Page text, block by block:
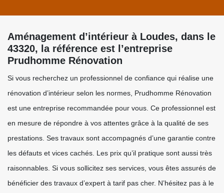
Aménagement d’intérieur à Loudes, dans le
43320, la référence est l’entreprise
Prudhomme Rénovation
Si vous recherchez un professionnel de confiance qui réalise une
rénovation d’intérieur selon les normes, Prudhomme Rénovation
est une entreprise recommandée pour vous. Ce professionnel est
en mesure de répondre à vos attentes grâce à la qualité de ses
prestations. Ses travaux sont accompagnés d’une garantie contre
les défauts et vices cachés. Les prix qu’il pratique sont aussi très
raisonnables. Si vous sollicitez ses services, vous êtes assurés de
bénéficier des travaux d’expert à tarif pas cher. N’hésitez pas à le